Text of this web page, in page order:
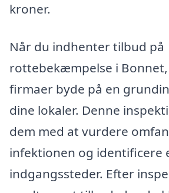
kroner.
Når du indhenter tilbud på
rottebekæmpelse i
firmaer byde på en
dine lokaler. Denne
dem med at vurdere
infektionen og identificere
indgangssteder. Efter